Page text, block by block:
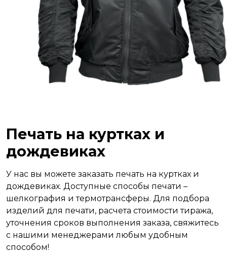
Печать на куртках и
дождевиках
У нас вы можете заказать печать на куртках и
дождевиках. Доступные способы печати –
шелкография и термотрансферы. Для подбора
изделий для печати, расчета стоимости тиража,
уточнения сроков выполнения заказа, свяжитесь
с нашими менеджерами любым удобным
способом!